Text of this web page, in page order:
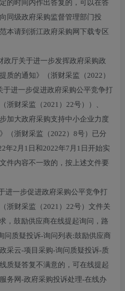
的时间内作出答复的，可以在答
同级政府采购监督管理部门投
本请到浙江政府采购网下载专区
政厅关于进一步发挥政府采购政
质的通知》（浙财采监（2022）
于进一步促进政府采购公平竞争打
浙财采监（2021）22号））、
加大政府采购支持中小企业力度
（浙财采监（2022）8号）已分
年2月1日和2022年7月1日开始实
件内容不一致的，按上述文件要
进一步促进政府采购公平竞争打
浙财采监（2021）22号）文件关
，鼓励供应商在线提起询问，路
问质疑投诉-询问列表:鼓励供应商
采云-项目采购-询问质疑投诉-质
质疑答复不满意的，可在线提起
务网-政府采购投诉处理-在线办